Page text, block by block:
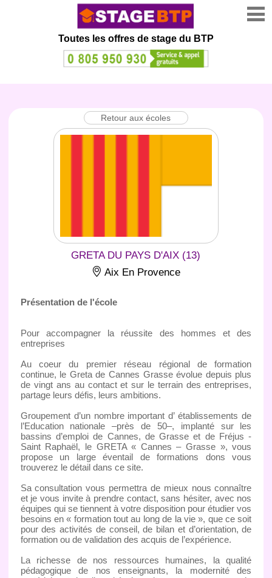
Toutes les offres de stage du BTP
Retour aux écoles
GRETA DU PAYS D'AIX (13)
Aix En Provence
Présentation de l'école
Pour accompagner la réussite des hommes et des
entreprises
Au coeur du premier réseau régional de formation
continue, le Greta de Cannes Grasse évolue depuis plus
de vingt ans au contact et sur le terrain des entreprises,
partage leurs défis, leurs ambitions.
Groupement d’un nombre important d’ établissements de
l’Education nationale –près de 50–, implanté sur les
bassins d’emploi de Cannes, de Grasse et de Fréjus -
Saint Raphaël, le GRETA « Cannes – Grasse », vous
propose un large éventail de formations dons vous
trouverez le détail dans ce site.
Sa consultation vous permettra de mieux nous connaître
et je vous invite à prendre contact, sans hésiter, avec nos
équipes qui se tiennent à votre disposition pour étudier vos
besoins en « formation tout au long de la vie », que ce soit
pour des activités de conseil, de bilan et d’orientation, de
formation ou de validation des acquis de l’expérience.
La richesse de nos ressources humaines, la qualité
pédagogique de nos enseignants, la modernité des